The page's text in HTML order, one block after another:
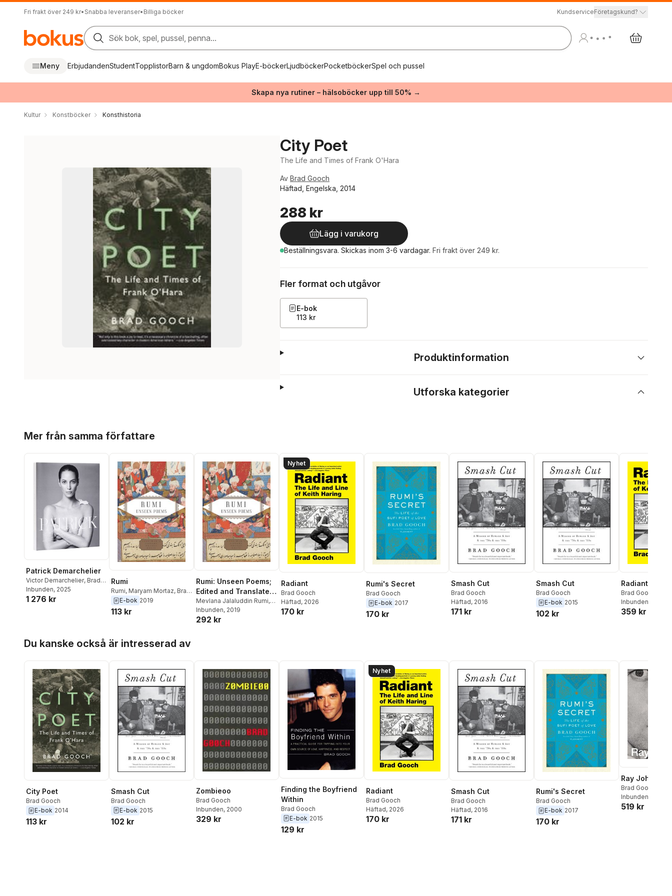
Fri frakt över 249 kr• Snabba leveranser• Billiga böcker KundserviceFöretagskund?
Sök bok, spel, pussel, penna...
Meny ErbjudandenStudentTopplistorBarn & ungdomBokus PlayE-böckerLjudböckerPocketböckerSpel och pussel
Skapa nya rutiner – hälsoböcker upp till 50% →
Kultur Konstböcker Konsthistoria
City Poet
The Life and Times of Frank O'Hara
Av Brad Gooch
Häftad, Engelska, 2014
288 kr
Lägg i varukorg
Beställningsvara. Skickas inom 3-6 vardagar. Fri frakt över 249 kr.
Fler format och utgåvor
E-bok
113 kr
Produktinformation
Utforska kategorier
Mer från samma författare
Patrick Demarchelier
Victor Demarchelier, Brad
Gooch
Inbunden, 2025
1 276 kr
Rumi
Rumi, Maryam Mortaz, Brad
Gooch
E-bok 2019
113 kr
Rumi: Unseen Poems;
Edited and Translated
by Brad Gooch and
Maryam Mortaz
Mevlana Jalaluddin Rumi,
Brad Gooch,Maryam
Mortaz
Inbunden, 2019
292 kr
Nyhet
Radiant
Brad Gooch
Häftad, 2026
170 kr
Rumi's Secret
Brad Gooch
E-bok 2017
170 kr
Smash Cut
Brad Gooch
Häftad, 2016
171 kr
Smash Cut
Brad Gooch
E-bok 2015
102 kr
Radiant
Brad Gooch
Inbunden
359 kr
Du kanske också är intresserad av
City Poet
Brad Gooch
E-bok 2014
113 kr
Smash Cut
Brad Gooch
E-bok 2015
102 kr
Zombieoo
Brad Gooch
Inbunden, 2000
329 kr
Finding the Boyfriend
Within
Brad Gooch
E-bok 2015
129 kr
Nyhet
Radiant
Brad Gooch
Häftad, 2026
170 kr
Smash Cut
Brad Gooch
Häftad, 2016
171 kr
Rumi's Secret
Brad Gooch
E-bok 2017
170 kr
Ray Johnson
Brad Gooch
Inbunden
519 kr